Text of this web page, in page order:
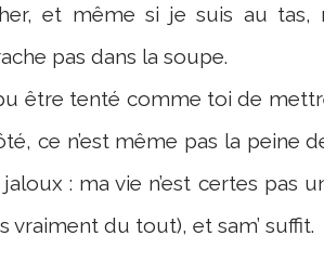
et même si je suis au tas,
pas dans la soupe.
être tenté comme toi de
ce n’est même pas la peine
: ma vie n’est certes pas
vraiment du tout), et sam’ suffit.